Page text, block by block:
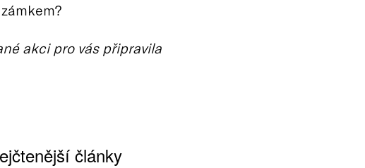
akci pro vás připravila
články